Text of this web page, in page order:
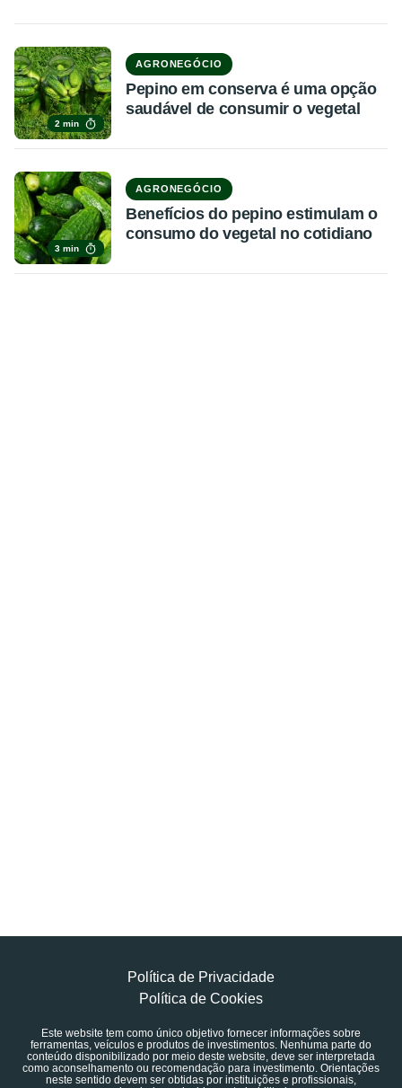
2 min
AGRONEGÓCIO
Pepino em conserva é uma opção
saudável de consumir o vegetal
3 min
AGRONEGÓCIO
Benefícios do pepino estimulam o
consumo do vegetal no cotidiano
Política de Privacidade
Política de Cookies
Este website tem como único objetivo fornecer informações sobre
ferramentas, veículos e produtos de investimentos. Nenhuma parte do
conteúdo disponibilizado por meio deste website, deve ser interpretada
como aconselhamento ou recomendação para investimento. Orientações
neste sentido devem ser obtidas por instituições e profissionais,